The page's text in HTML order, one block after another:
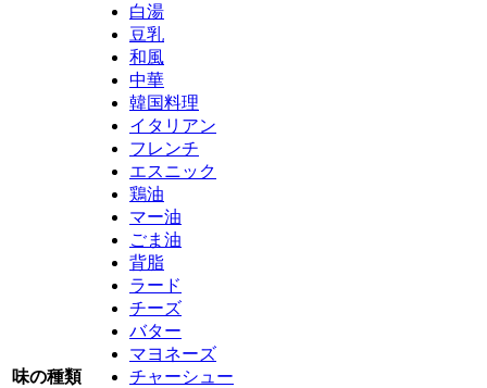
味の種類
白湯
豆乳
和風
中華
韓国料理
イタリアン
フレンチ
エスニック
鶏油
マー油
ごま油
背脂
ラード
チーズ
バター
マヨネーズ
チャーシュー